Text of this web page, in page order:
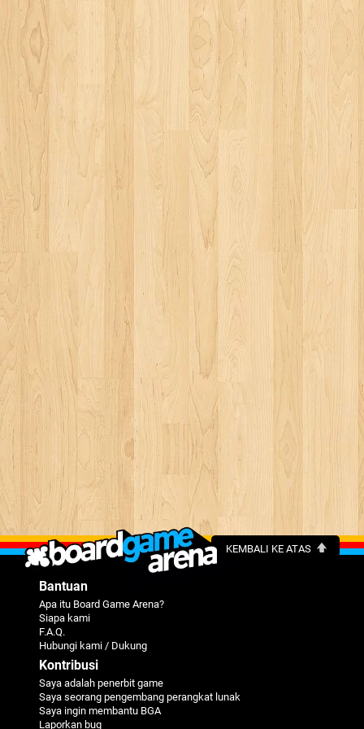
KEMBALI KE ATAS
Bantuan
Apa itu Board Game Arena?
Siapa kami
F.A.Q.
Hubungi kami / Dukung
Kontribusi
Saya adalah penerbit game
Saya seorang pengembang perangkat lunak
Saya ingin membantu BGA
Laporkan bug